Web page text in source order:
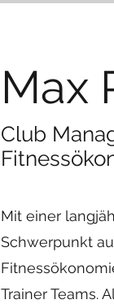
Max
Club
Mit einer
Schwerpunkt
Trainer Teams.